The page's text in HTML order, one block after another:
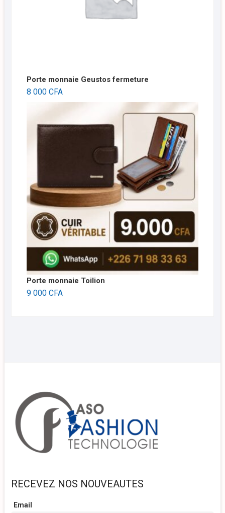
Porte monnaie Geustos fermeture
8 000 CFA
Porte monnaie Toilion
9 000 CFA
RECEVEZ NOS NOUVEAUTES
Email